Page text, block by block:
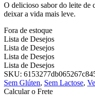
O delicioso sabor do leite de
deixar a vida mais leve.
Fora de estoque
Lista de Desejos
Lista de Desejos
Lista de Desejos
Lista de Desejos
SKU:
Sem Glúten, Sem Lactose,
Calcular o Frete